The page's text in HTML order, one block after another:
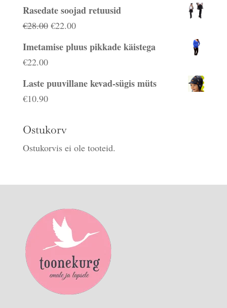
on:
Rasedate soojad retuusid
€28.00 Algne
€22.00Praegune
Imetamise pluus pikkade käistega
€22.00
Laste puuvillane kevad-sügis müts
€10.90
Ostukorv
Ostukorvis ei ole tooteid.